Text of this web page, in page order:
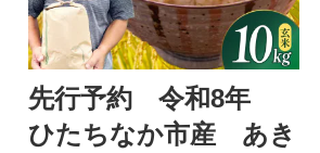
先行予約 令和8年
ひたちなか市産 あき